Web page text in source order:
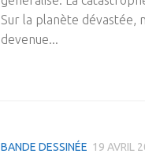
Sur la planète dévastée,
devenue...
BANDE DESSINÉE 19 AVRIL